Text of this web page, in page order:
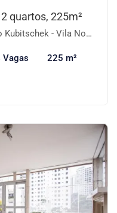
quartos, 225m²
Nova Conceição, São Paulo-SP
Vagas 225 m²